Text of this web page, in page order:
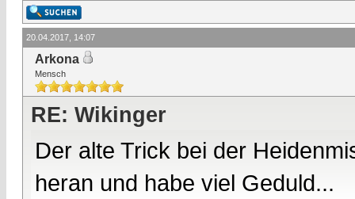
20.04.2017, 14:07
Arkona
Mensch
RE: Wikinger
Der alte Trick bei der
heran und habe viel Geduld...